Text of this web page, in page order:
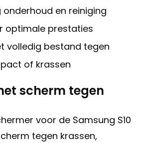
onderhoud en reiniging
optimale prestaties
volledig bestand tegen
of krassen
scherm tegen
voor de Samsung S10
tegen krassen,